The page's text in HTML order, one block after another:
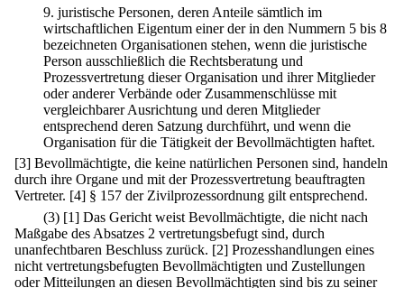
9. juristische Personen, deren Anteile sämtlich im
wirtschaftlichen Eigentum einer der in den Nummern 5 bis 8
bezeichneten Organisationen stehen, wenn die juristische
Person ausschließlich die Rechtsberatung und
Prozessvertretung dieser Organisation und ihrer Mitglieder
oder anderer Verbände oder Zusammenschlüsse mit
vergleichbarer Ausrichtung und deren Mitglieder
entsprechend deren Satzung durchführt, und wenn die
Organisation für die Tätigkeit der Bevollmächtigten haftet.
[3] Bevollmächtigte, die keine natürlichen Personen sind, handeln
durch ihre Organe und mit der Prozessvertretung beauftragten
Vertreter. [4] § 157 der Zivilprozessordnung gilt entsprechend.
(3) [1] Das Gericht weist Bevollmächtigte, die nicht nach
Maßgabe des Absatzes 2 vertretungsbefugt sind, durch
unanfechtbaren Beschluss zurück. [2] Prozesshandlungen eines
nicht vertretungsbefugten Bevollmächtigten und Zustellungen
oder Mitteilungen an diesen Bevollmächtigten sind bis zu seiner